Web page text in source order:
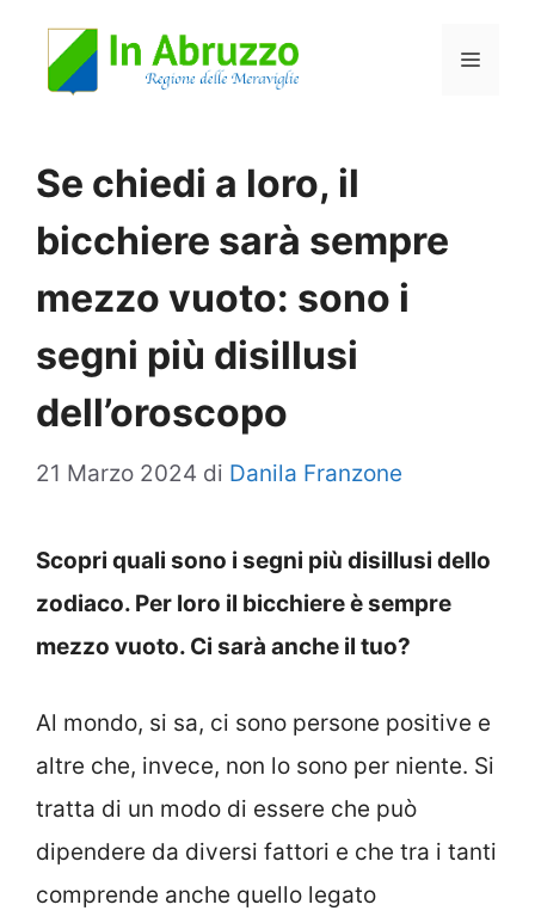
Menu
Se chiedi a loro, il
bicchiere sarà sempre
mezzo vuoto: sono i
segni più disillusi
dell’oroscopo
21 Marzo 2024 di Danila Franzone
Scopri quali sono i segni più disillusi dello
zodiaco. Per loro il bicchiere è sempre
mezzo vuoto. Ci sarà anche il tuo?
Al mondo, si sa, ci sono persone positive e
altre che, invece, non lo sono per niente. Si
tratta di un modo di essere che può
dipendere da diversi fattori e che tra i tanti
comprende anche quello legato